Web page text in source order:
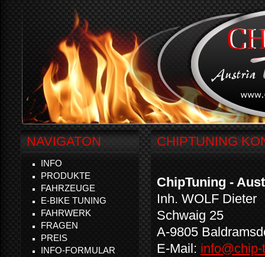
CHIPTUNING
ChipTuning -
Inh. WOLF Dieter
Schwaig 25
A-9805
E-Mail:
NAVIGATON
INFO
PRODUKTE
FAHRZEUGE
E-BIKE TUNING
FAHRWERK
FRAGEN
PREIS
INFO-FORMULAR